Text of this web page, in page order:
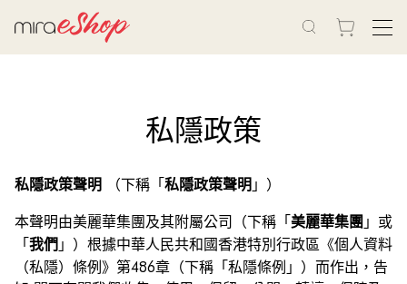
私隱政策
私隱政策聲明 （下稱「私隱政策聲明 」）
本聲明由美麗華集團及其附屬公司（下稱「美麗華集團 」或
「我們 」）根據中華人民共和國香港特別行政區《個人資料
（私隱）條例》第486章（下稱「私隱條例」）而作出，告